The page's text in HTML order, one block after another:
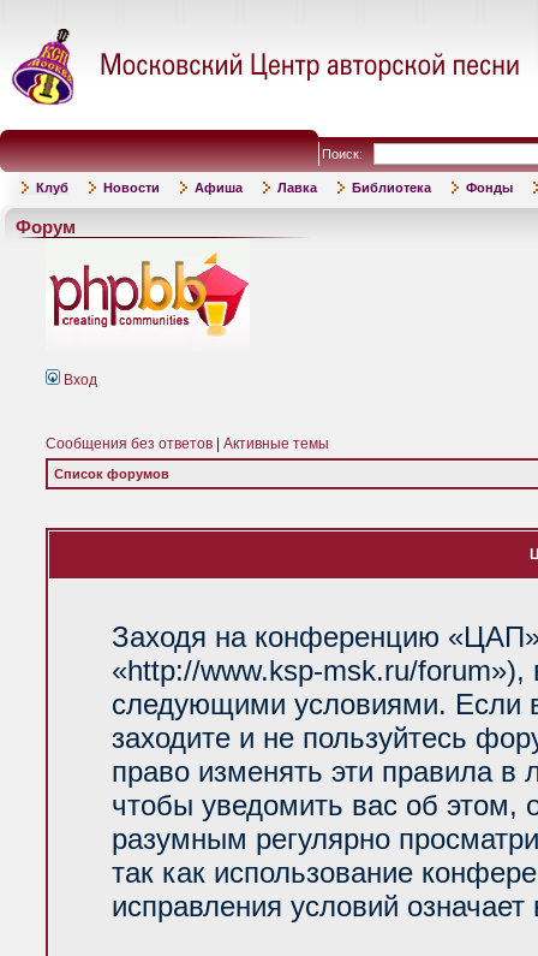
Поиск:
Клуб Новости Афиша Лавка Библиотека Фонды
Форум
Вход
Сообщения без ответов Активные темы
Список форумов
Заходя на конференцию
«http://www.ksp-msk.ru/forum»),
следующими условиями. Если
заходите и не пользуйтесь
право изменять эти правила
чтобы уведомить вас об
разумным регулярно
так как использование
исправления условий